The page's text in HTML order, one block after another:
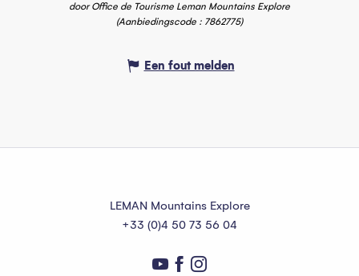
door Office de Tourisme Leman Mountains Explore
(Aanbiedingscode : 7862775)
Een fout melden
LEMAN Mountains Explore
+33 (0)4 50 73 56 04